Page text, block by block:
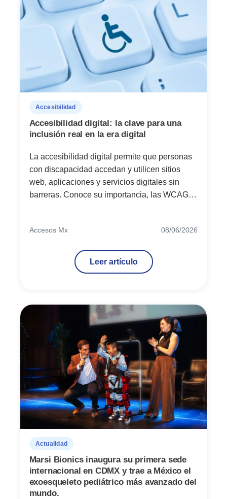
Accesibilidad
Accesibilidad digital: la clave para una
inclusión real en la era digital
La accesibilidad digital permite que personas
con discapacidad accedan y utilicen sitios
web, aplicaciones y servicios digitales sin
barreras. Conoce su importancia, las WCAG
Accesos Mx 08/06/2026
Leer artículo
Actualidad
Marsi Bionics inaugura su primera sede
internacional en CDMX y trae a México el
exoesqueleto pediátrico más avanzado del
mundo.